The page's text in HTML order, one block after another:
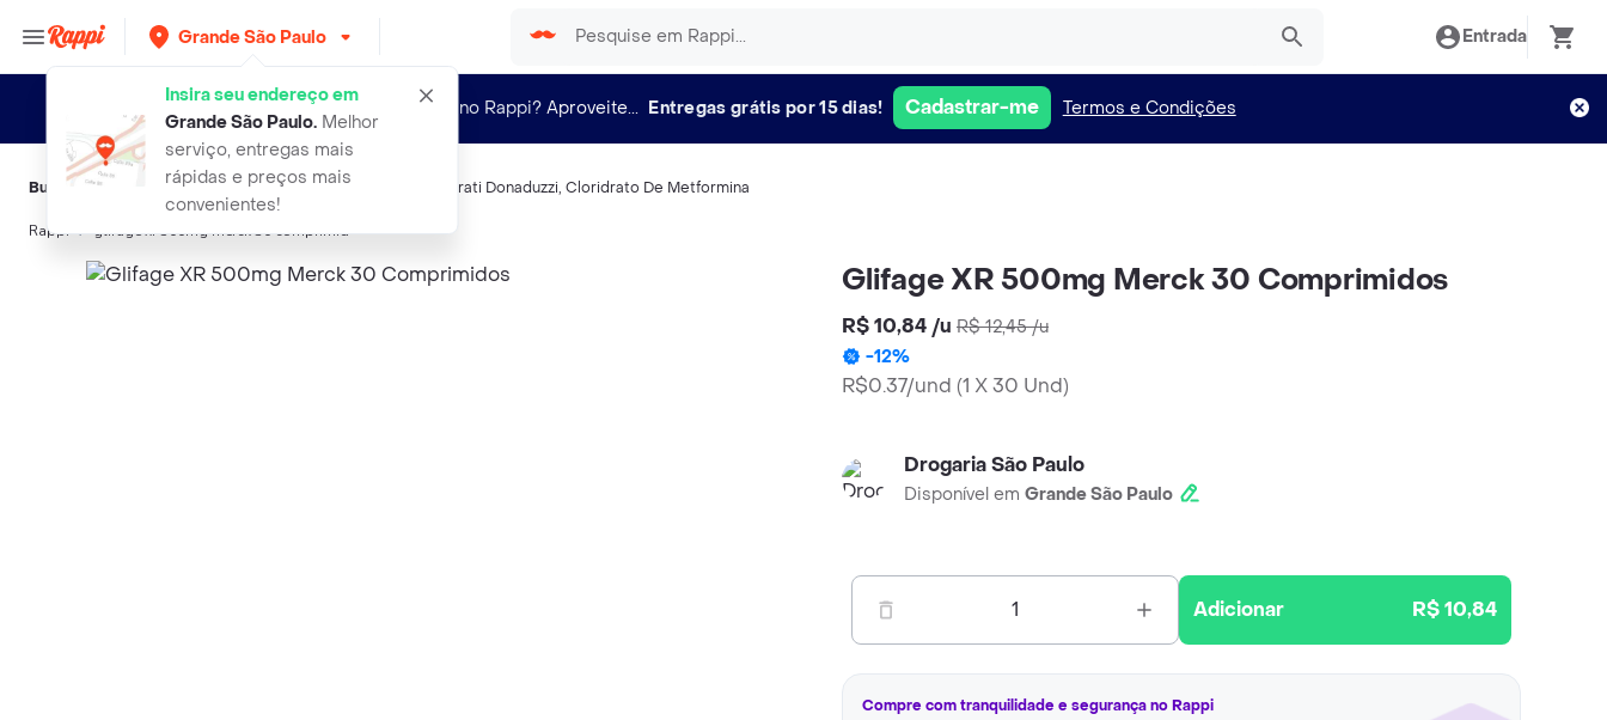
Grande São Paulo
Insira seu endereço em
Grande São Paulo.Melhor
serviço, entregas mais
rápidas e preços mais
convenientes!
Entrada
Novo no Rappi? Aproveite... Entregas grátis por 15 dias! Cadastrar-me Termos e Condições
Buscas relacionadas:Antidiabéticos Orais,Merck Prati Donaduzzi, Cloridrato De Metformina
Rappi glifage xr 500mg merck 30 comprimid
Glifage XR 500mg Merck 30 Comprimidos
R$ 10,84 /u R$ 12,45/u
-12%
R$0.37/und (1 X 30 Und)
Drogaria São Paulo
Disponível em Grande São Paulo
1 Adicionar R$ 10,84
Compre com tranquilidade e segurança no Rappi